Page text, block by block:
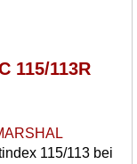
115/113R
115/113 bei